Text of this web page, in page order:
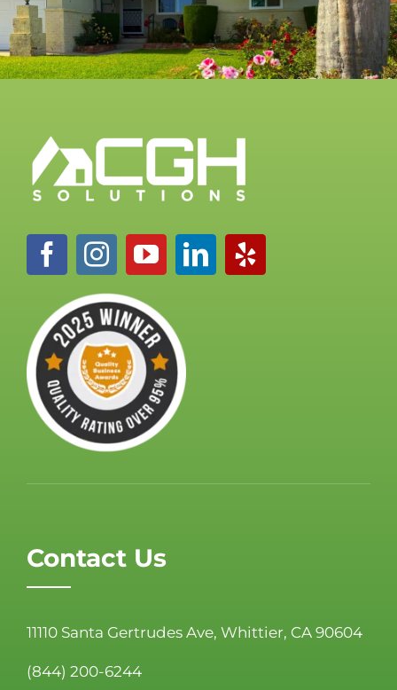
Contact Us
11110 Santa Gertrudes Ave, Whittier, CA 90604
(844) 200-6244